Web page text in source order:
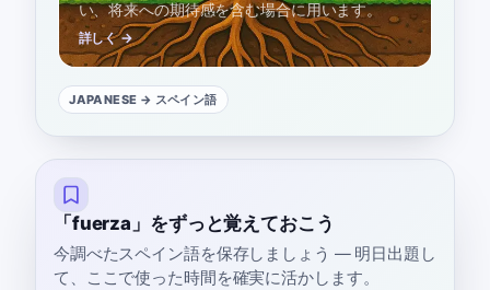
い、将来への期待感を含む場合に用います。
詳しく →
JAPANESE → スペイン語
「fuerza」をずっと覚えておこう
今調べたスペイン語を保存しましょう — 明日出題し
て、ここで使った時間を確実に活かします。